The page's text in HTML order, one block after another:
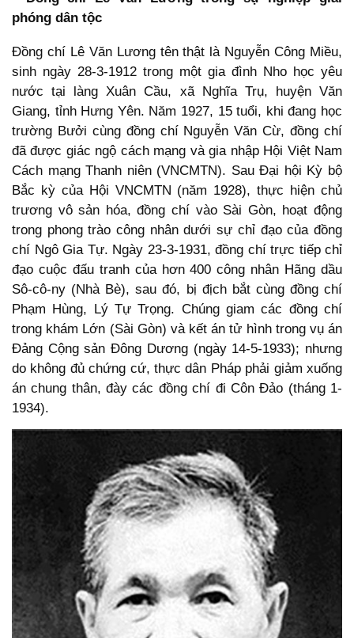
phóng dân tộc
Đồng chí Lê Văn Lương tên thật là Nguyễn Công Miều,
sinh ngày 28-3-1912 trong một gia đình Nho học yêu
nước tại làng Xuân Cầu, xã Nghĩa Trụ, huyện Văn
Giang, tỉnh Hưng Yên. Năm 1927, 15 tuổi, khi đang học
trường Bưởi cùng đồng chí Nguyễn Văn Cừ, đồng chí
đã được giác ngộ cách mạng và gia nhập Hội Việt Nam
Cách mạng Thanh niên (VNCMTN). Sau Đại hội Kỳ bộ
Bắc kỳ của Hội VNCMTN (năm 1928), thực hiện chủ
trương vô sản hóa, đồng chí vào Sài Gòn, hoạt động
trong phong trào công nhân dưới sự chỉ đạo của đồng
chí Ngô Gia Tự. Ngày 23-3-1931, đồng chí trực tiếp chỉ
đạo cuộc đấu tranh của hơn 400 công nhân Hãng dầu
Sô-cô-ny (Nhà Bè), sau đó, bị địch bắt cùng đồng chí
Phạm Hùng, Lý Tự Trọng. Chúng giam các đồng chí
trong khám Lớn (Sài Gòn) và kết án tử hình trong vụ án
Đảng Cộng sản Đông Dương (ngày 14-5-1933); nhưng
do không đủ chứng cứ, thực dân Pháp phải giảm xuống
án chung thân, đày các đồng chí đi Côn Đảo (tháng 1-
1934).